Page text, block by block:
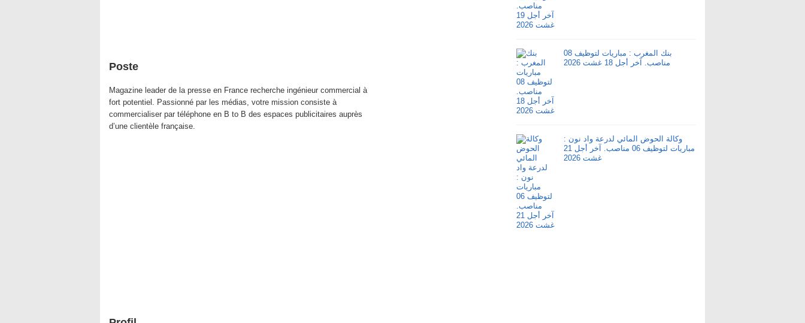
Poste
Magazine leader de la presse en France recherche ingénieur commercial à
fort potentiel. Passionné par les médias, votre mission consiste à
commercialiser par téléphone en B to B des espaces publicitaires auprès
d’une clientèle française.
بنك المغرب : مباريات لتوظيف 08
مناصب. آخر أجل 18 غشت 2026
وكالة الحوض المائي لدرعة واد نون :
مباريات لتوظيف 06 مناصب. آخر أجل 21
غشت 2026